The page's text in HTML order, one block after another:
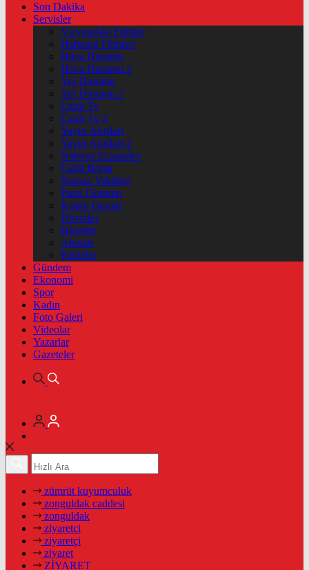
Son Dakika
Servisler
Vizyondaki Filmler
Haftanin Filmleri
Hava Durumu
Hava Durumu 2
Yol Durumu
Yol Durumu 2
Canlı Tv
Canlı Tv 2
Yayın Akışları
Yayın Akışları 2
Nöbetçi Eczaneler
Canlı Borsa
Namaz Vakitleri
Puan Durumu
Kripto Paralar
Dövizler
Hisseler
Altınlar
Pariteler
Gündem
Ekonomi
Spor
Kadın
Foto Galeri
Videolar
Yazarlar
Gazeteler
zümrüt kuyumculuk
zonguldak caddesi
zonguldak
ziyaretci
ziyaretçi
ziyaret
ZİYARET